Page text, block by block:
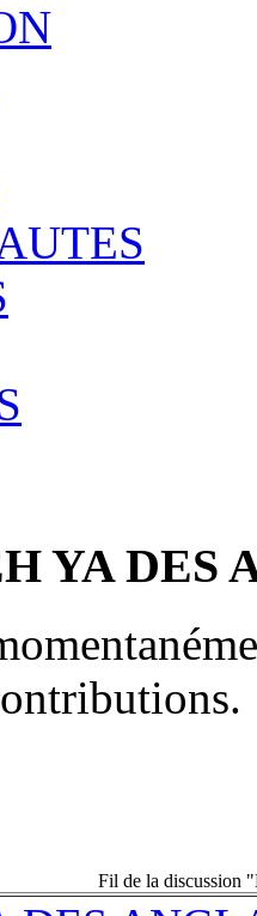
YA DES
Fil de la discussion